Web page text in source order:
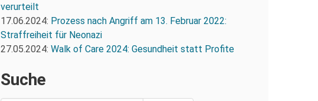
verurteilt
17.06.2024: Prozess nach Angriff am 13. Februar 2022:
Straffreiheit für Neonazi
27.05.2024: Walk of Care 2024: Gesundheit statt Profite
Suche